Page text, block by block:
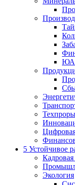
5 Устойчивое
Экология